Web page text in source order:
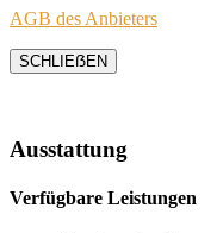
AGB des Anbieters
SCHLIEẞEN
Ausstattung
Verfügbare Leistungen